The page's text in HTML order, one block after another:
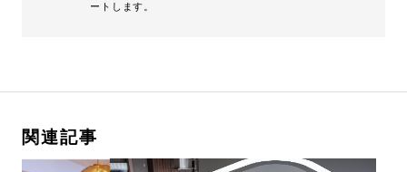
ートします。
関連記事